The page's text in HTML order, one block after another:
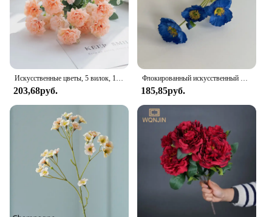
Искусственные цветы, 5 вилок, 15 головок, маленькая Гвоздика для рождественского венка, аксессуары для дома, столовой, свадебное украшение
203,68руб.
Флокированный искусственный цветок Yu Meiren, Шелковый цветок макового мака, Интернет, красный цвет, фотография украшения для дома
185,85руб.